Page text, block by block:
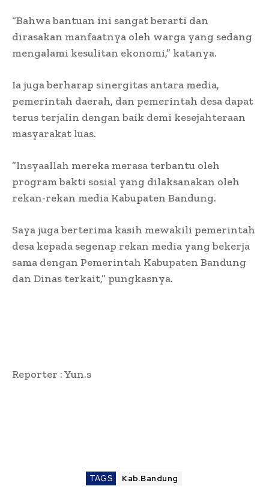
“Bahwa bantuan ini sangat berarti dan
dirasakan manfaatnya oleh warga yang sedang
mengalami kesulitan ekonomi,” katanya.
Ia juga berharap sinergitas antara media,
pemerintah daerah, dan pemerintah desa dapat
terus terjalin dengan baik demi kesejahteraan
masyarakat luas.
​”Insyaallah mereka merasa terbantu oleh
program bakti sosial yang dilaksanakan oleh
rekan-rekan media Kabupaten Bandung.
Saya juga berterima kasih mewakili pemerintah
desa kepada segenap rekan media yang bekerja
sama dengan Pemerintah Kabupaten Bandung
dan Dinas terkait,” pungkasnya.
Reporter : Yun.s
TAGS Kab.Bandung